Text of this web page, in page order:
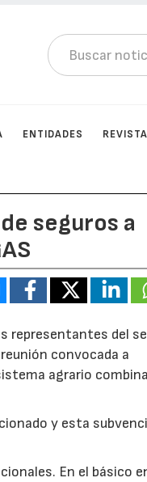
ENTIDADES
seguros a
representantes del
convocada a
agrario
y esta
En el básico